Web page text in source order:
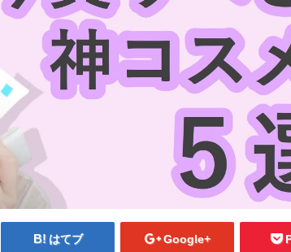
はてブ Google+